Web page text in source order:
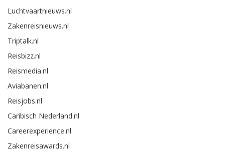
Luchtvaartnieuws.nl
Zakenreisnieuws.nl
Triptalk.nl
Reisbizz.nl
Reismedia.nl
Aviabanen.nl
Reisjobs.nl
Caribisch Nederland.nl
Careerexperience.nl
Zakenreisawards.nl